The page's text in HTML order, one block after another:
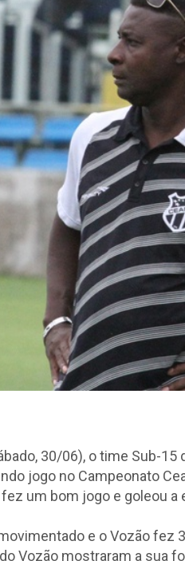
30/06), o time Sub-
jogo no Campeonato
um bom jogo e goleou a
e o Vozão fez
Vozão mostraram a sua